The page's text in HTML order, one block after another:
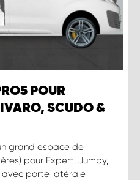
POUR
SCUDO &
grand espace de
pour Expert, Jumpy,
avec porte latérale